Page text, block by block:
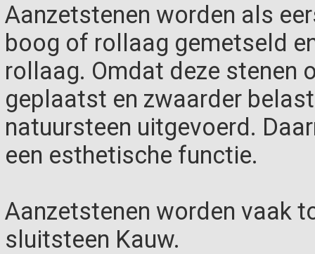
Aanzetstenen worden als
boog of rollaag gemetseld
rollaag. Omdat deze stenen
geplaatst en zwaarder
natuursteen uitgevoerd.
een esthetische functie.
Aanzetstenen worden vaak
sluitsteen Kauw.